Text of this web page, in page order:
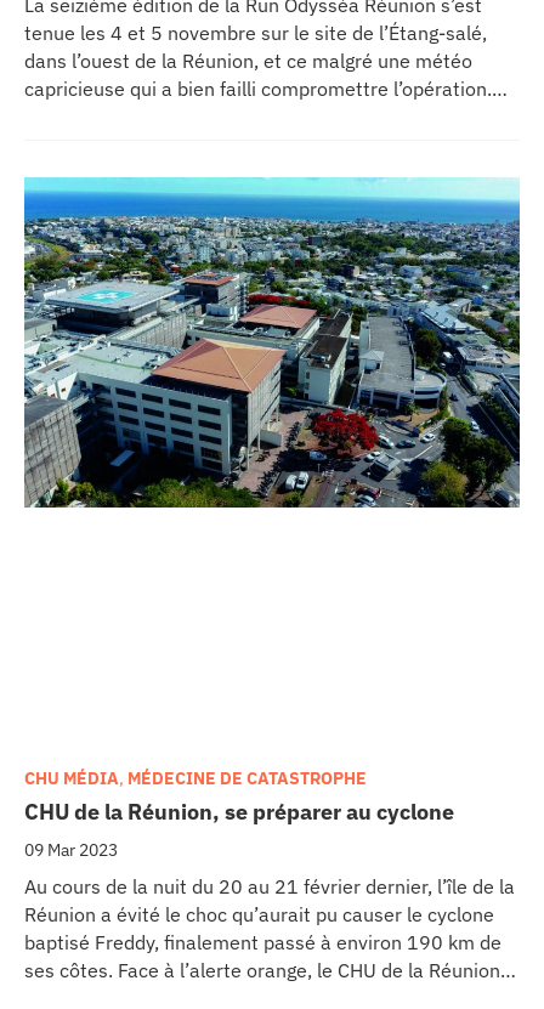
La seizième édition de la Run Odysséa Réunion s’est
tenue les 4 et 5 novembre sur le site de l’Étang-salé,
dans l’ouest de la Réunion, et ce malgré une météo
capricieuse qui a bien failli compromettre l’opération.
première fois cette année, et dont le baptême de l’eau a
été placé sous le signe de la prévention. Reportage.
CHU de la Réunion, se préparer au cyclone
09 Mar 2023
CHU MÉDIA, MÉDECINE DE CATASTROPHE
Au cours de la nuit du 20 au 21 février dernier, l’île de la
Réunion a évité le choc qu’aurait pu causer le cyclone
baptisé Freddy, finalement passé à environ 190 km de
ses côtes. Face à l’alerte orange, le CHU de la Réunion a